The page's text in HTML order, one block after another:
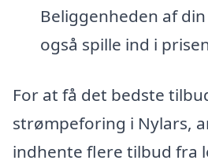
Beliggenheden af
også spille ind i
For at få det bedste
strømpeforing i Nylars,
indhente flere tilbud fra